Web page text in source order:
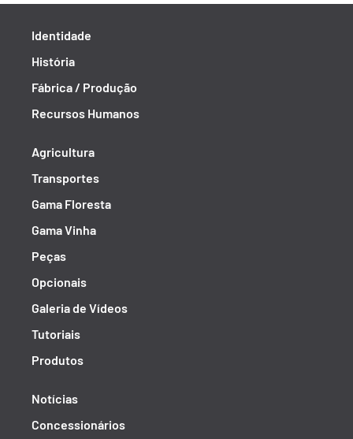
Identidade
História
Fábrica / Produção
Recursos Humanos
Agricultura
Transportes
Gama Floresta
Gama Vinha
Peças
Opcionais
Galeria de Vídeos
Tutoriais
Produtos
Notícias
Concessionários